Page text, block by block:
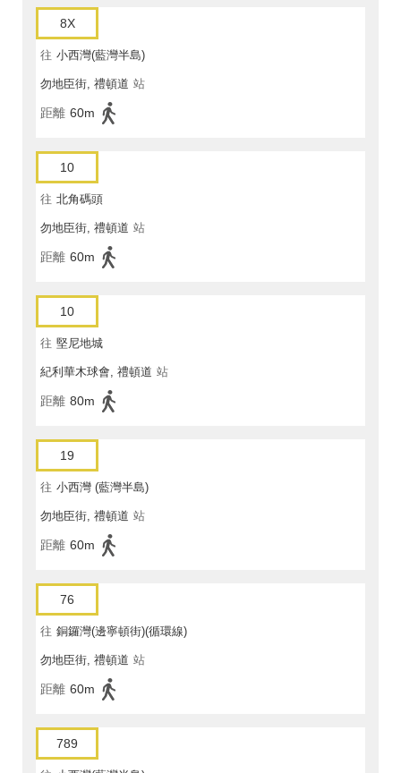
8X
往 小西灣(藍灣半島)
勿地臣街, 禮頓道 站
距離 60m
10
往 北角碼頭
勿地臣街, 禮頓道 站
距離 60m
10
往 堅尼地城
紀利華木球會, 禮頓道 站
距離 80m
19
往 小西灣 (藍灣半島)
勿地臣街, 禮頓道 站
距離 60m
76
往 銅鑼灣(邊寧頓街)(循環線)
勿地臣街, 禮頓道 站
距離 60m
789